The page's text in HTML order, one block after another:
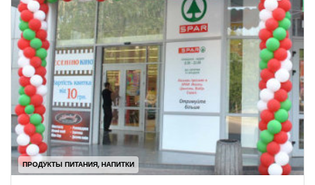
ПРОДУКТЫ ПИТАНИЯ, НАПИТКИ